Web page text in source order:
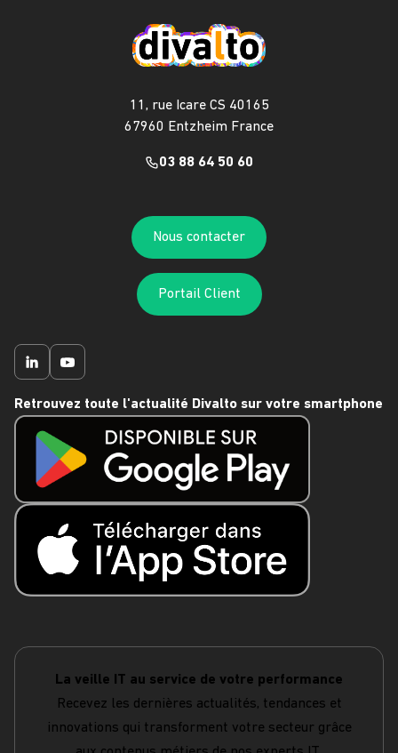
11, rue Icare CS 40165
67960 Entzheim France
03 88 64 50 60
Nous contacter
Portail Client
Retrouvez toute l'actualité Divalto sur votre smartphone
La veille IT au service de votre performance
Recevez les dernières actualités, tendances et
innovations qui transforment votre secteur grâce